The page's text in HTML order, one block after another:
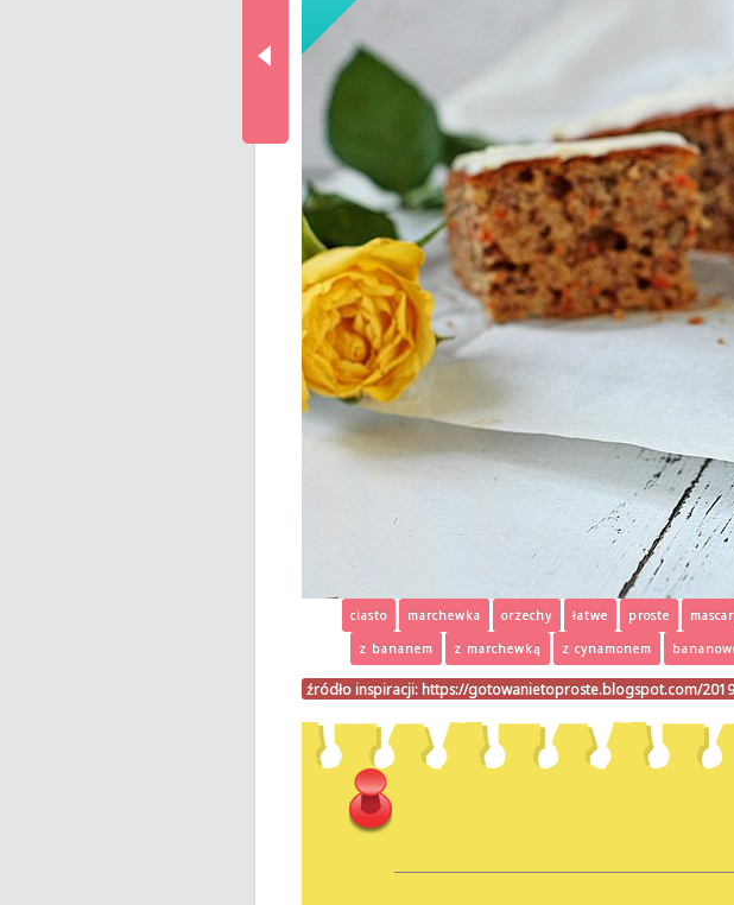
ciasto marchewka orzechy łatwe proste
z bananem
z marchewką z cynamonem
źródło inspiracji: https://gotowanietoproste.blogspot.com/